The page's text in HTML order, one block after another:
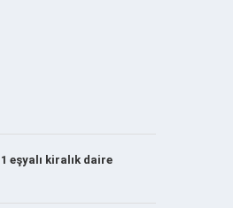
eşyalı kiralık daire